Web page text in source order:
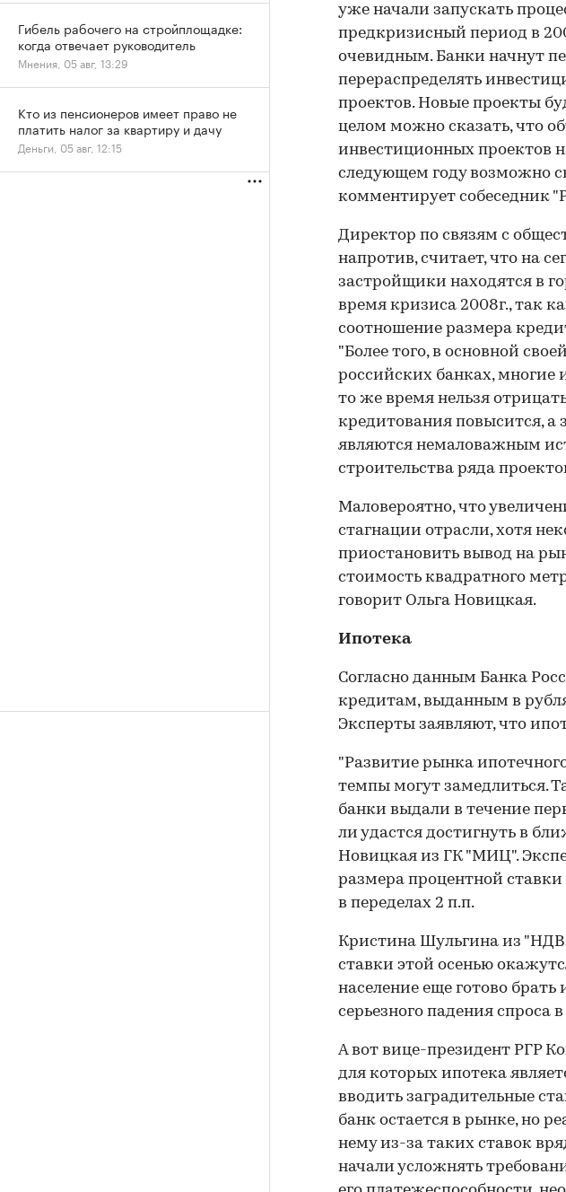
уже начали запускать
предкризисный период в
очевидным. Банки начнут
перераспределять
проектов. Новые проекты
целом можно сказать, что
инвестиционных проектов
следующем году возможно
комментирует собеседник
Директор по связям с
напротив, считает, что на
застройщики находятся в
время кризиса 2008г., так
соотношение размера
"Более того, в основной
российских банках, многие
то же время нельзя
кредитования повысится,
являются немаловажным
строительства ряда
Маловероятно, что
стагнации отрасли, хотя
приостановить вывод на
стоимость квадратного
говорит Ольга Новицкая.
Ипотека
Согласно данным Банка
кредитам, выданным в
Эксперты заявляют, что
"Развитие рынка
темпы могут замедлиться.
банки выдали в течение
ли удастся достигнуть в
Новицкая из ГК "МИЦ".
размера процентной
в переделах 2 п.п.
Кристина Шульгина из
ставки этой осенью
население еще готово
серьезного падения спроса
А вот вице-президент РГР
для которых ипотека
вводить заградительные
банк остается в рынке, но
нему из-за таких ставок
начали усложнять
Гибель рабочего на стройплощадке:
когда отвечает руководитель
Мнения, 05 авг, 13:29
Кто из пенсионеров имеет право не
платить налог за квартиру и дачу
Деньги, 05 авг, 12:15